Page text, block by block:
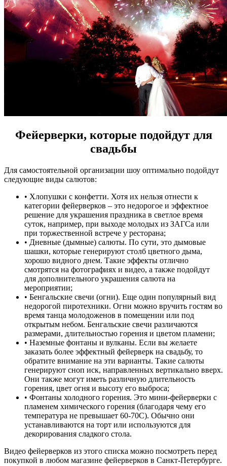
Фейерверки, которые подойдут для
свадьбы
Для самостоятельной организации шоу оптимально подойдут
следующие виды салютов:
• Хлопушки с конфетти. Хотя их нельзя отнести к
категории фейерверков – это недорогое и эффектное
решение для украшения праздника в светлое время
суток, например, при выходе молодых из ЗАГСа или
при торжественной встрече у ресторана;
• Дневные (дымные) салюты. По сути, это дымовые
шашки, которые генерируют столб цветного дыма,
хорошо видного днем. Такие эффекты отлично
смотрятся на фотографиях и видео, а также подойдут
для дополнительного украшения салюта на
мероприятии;
• Бенгальские свечи (огни). Еще один популярный вид
недорогой пиротехники. Огни можно вручить гостям во
время танца молодоженов в помещении или под
открытым небом. Бенгальские свечи различаются
размерами, длительностью горения и цветом пламени;
• Наземные фонтаны и вулканы. Если вы желаете
заказать более эффектный фейерверк на свадьбу, то
обратите внимание на эти варианты. Такие салюты
генерируют сноп иск, направленных вертикально вверх.
Они также могут иметь различную длительность
горения, цвет огня и высоту его выброса;
• Фонтаны холодного горения. Это мини-фейерверки с
пламенем химического горения (благодаря чему его
температура не превышает 60-70С). Обычно они
устанавливаются на торт или используются для
декорирования сладкого стола.
Видео фейерверков из этого списка можно посмотреть перед
покупкой в любом магазине фейерверков в Санкт-Петербурге.